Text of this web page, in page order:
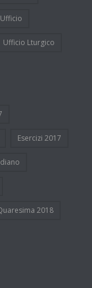
Ufficio
Ufficio Lturgico
Esercizi 2017
2018